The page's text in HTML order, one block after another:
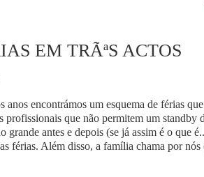
EM TRÃªS ACTOS
anos encontrámos um esquema de férias
profissionais que não permitem um standby
grande antes e depois (se já assim é o que
férias. Além disso, a família chama por